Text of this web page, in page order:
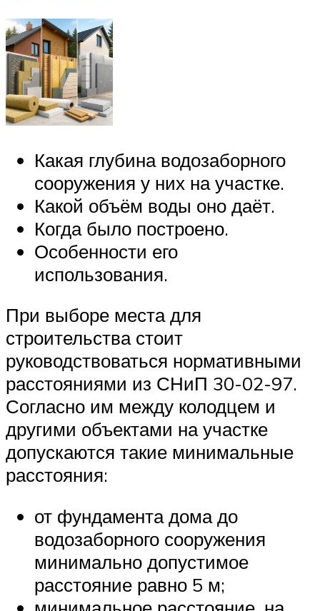
Какая глубина водозаборного
сооружения у них на участке.
Какой объём воды оно даёт.
Когда было построено.
Особенности его
использования.
При выборе места для
строительства стоит
руководствоваться нормативными
расстояниями из СНиП 30-02-97.
Согласно им между колодцем и
другими объектами на участке
допускаются такие минимальные
расстояния:
от фундамента дома до
водозаборного сооружения
минимально допустимое
расстояние равно 5 м;